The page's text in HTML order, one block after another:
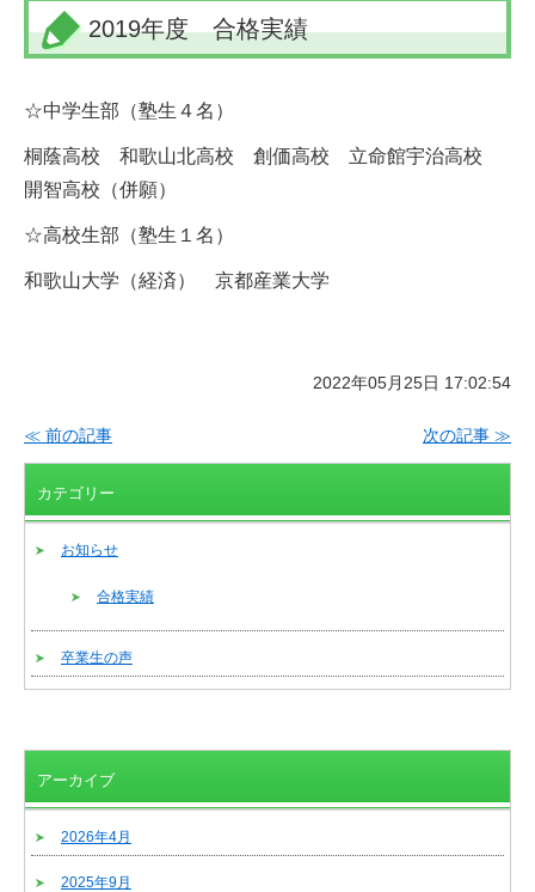
2019年度 合格実績
☆中学生部（塾生４名）
桐蔭高校 和歌山北高校 創価高校 立命館宇治高校
開智高校（併願）
☆高校生部（塾生１名）
和歌山大学（経済） 京都産業大学
2022年05月25日 17:02:54
≪ 前の記事 次の記事 ≫
カテゴリー
お知らせ
合格実績
卒業生の声
アーカイブ
2026年4月
2025年9月